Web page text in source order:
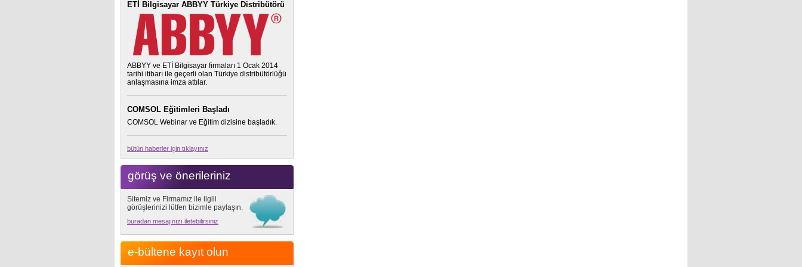
ETİ Bilgisayar ABBYY Türkiye Distribütörü
ABBYY ve ETİ Bilgisayar firmaları 1 Ocak 2014
tarihi itibarı ile geçerli olan Türkiye distribütörlüğü
anlaşmasına imza attılar.
COMSOL Eğitimleri Başladı
COMSOL Webinar ve Eğitim dizisine başladık.
bütün haberler için tıklayınız
görüş ve önerileriniz
Sitemiz ve Firmamız ile ilgili
görüşlerinizi lütfen bizimle paylaşın.
buradan mesajınızı iletebilirsiniz
e-bültene kayıt olun